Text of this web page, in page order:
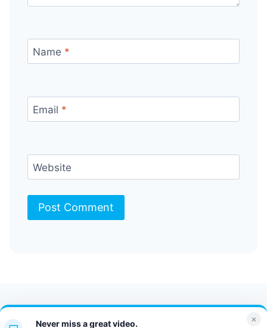
Name *
Email *
Website
Contact Us FAQ
Bulletin
×
Never miss a great video.